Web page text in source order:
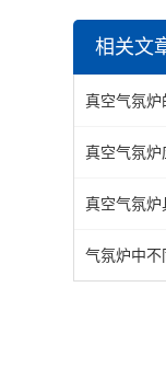
相关文
真空气氛炉
真空气氛炉
真空气氛
气氛炉中不